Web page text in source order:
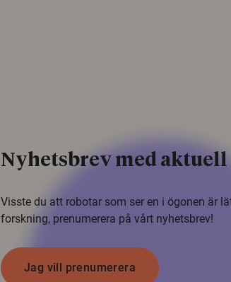
Nyhetsbrev med
Visste du att robotar som ser en i ögonen är
forskning, prenumerera på vårt nyhetsbrev!
Jag vill prenumerera